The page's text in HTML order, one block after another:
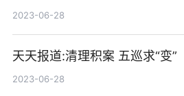
2023-06-28
天天报道:清理积案 五巡求“变”
2023-06-28